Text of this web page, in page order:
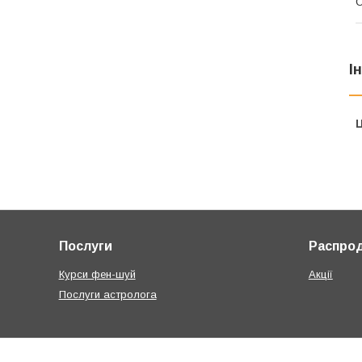
Послуги
Курси фен-шуй
Послуги астролога
Акції